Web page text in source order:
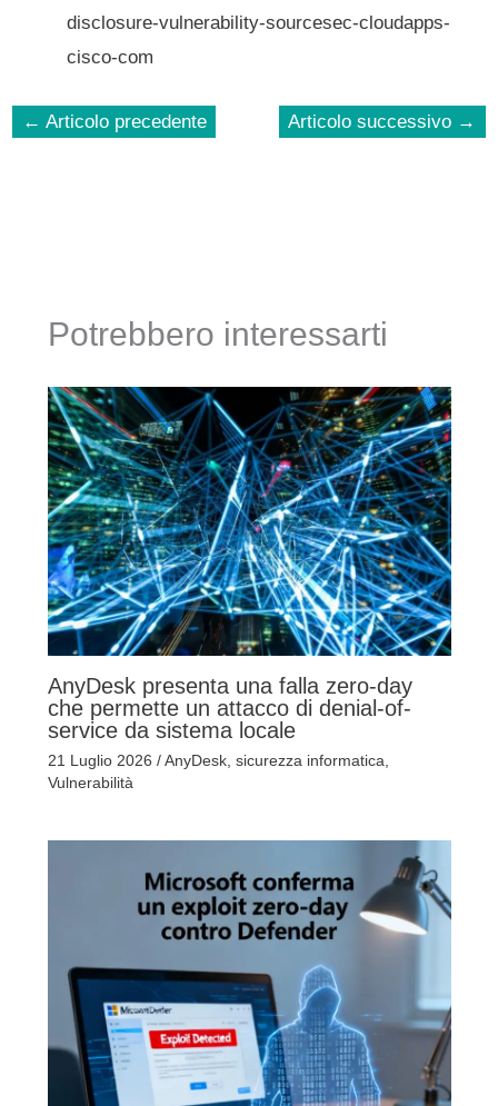
disclosure-vulnerability-sourcesec-cloudapps-
cisco-com
← Articolo precedente Articolo successivo →
Potrebbero interessarti
AnyDesk presenta una falla zero-day
che permette un attacco di denial-of-
service da sistema locale
21 Luglio 2026 /AnyDesk, sicurezza informatica
Vulnerabilità